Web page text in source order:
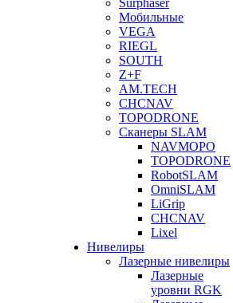
Surphaser
Мобильные
VEGA
RIEGL
SOUTH
Z+F
AM.TECH
CHCNAV
TOPODRONE
Сканеры SLAM
NAVMOPO
TOPODRONE
RobotSLAM
OmniSLAM
LiGrip
CHCNAV
Lixel
Нивелиры
Лазерные нивелиры
Лазерные
уровни RGK